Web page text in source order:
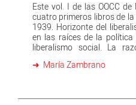
Este vol. I de las OOCC
cuatro primeros libros de
1939. Horizonte del
en las raíces de la
liberalismo social. La
gérmenes de su razón
testimonio en favor de la
María Zambrano